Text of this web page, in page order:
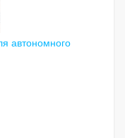
автономного